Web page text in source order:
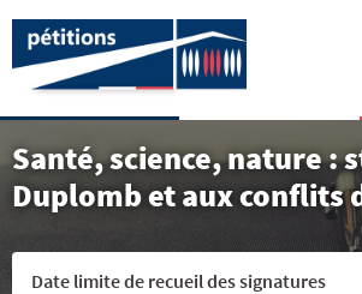
Santé, science, nature :
Duplomb et aux conflits
Date limite de recueil des signatures